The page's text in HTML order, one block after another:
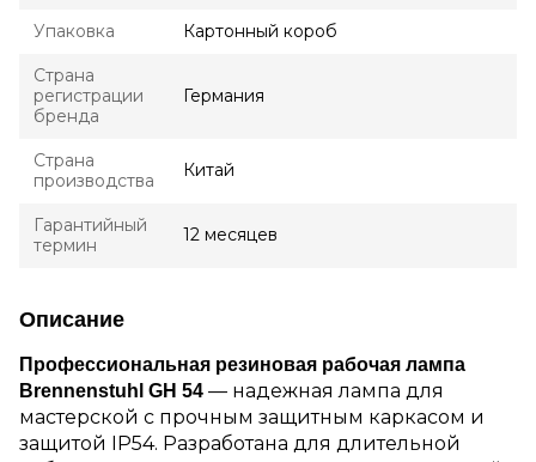
Упаковка Картонный короб
Страна
регистрации
бренда
Германия
Страна
производства
Китай
Гарантийный
термин
12 месяцев
Описание
Профессиональная резиновая рабочая лампа
Brennenstuhl GH 54 — надежная лампа для
мастерской с прочным защитным каркасом и
защитой IP54. Разработана для длительной